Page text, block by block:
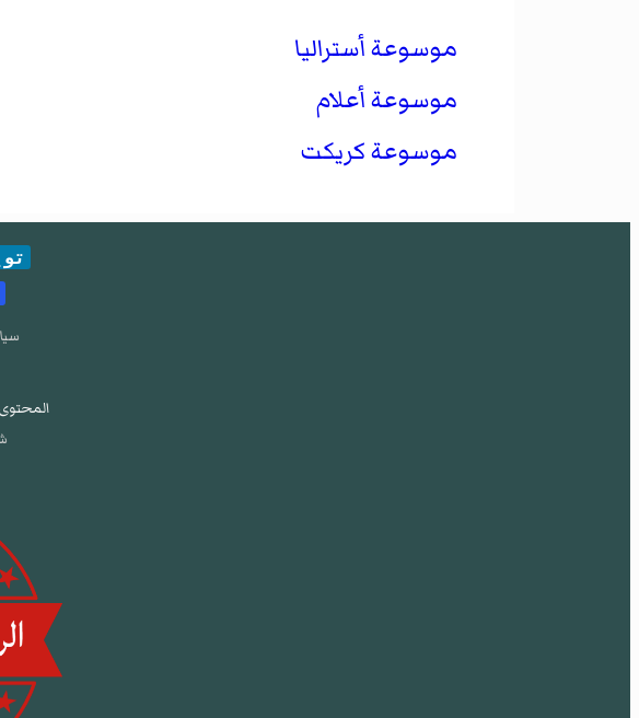
موسوعة أستراليا
موسوعة أعلام
موسوعة كريكت